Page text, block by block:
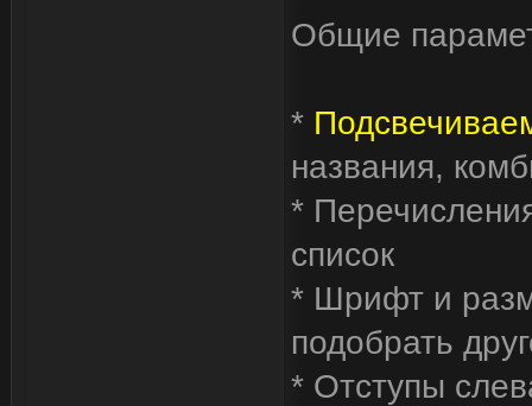
Общие
*
названия,
*
список
* Шрифт и
подобрать
* Отступы